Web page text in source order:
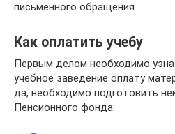
письменного обращения.
Как оплатить учебу
Первым делом необходимо
учебное заведение оплату
да, необходимо подготовить
Пенсионного фонда: